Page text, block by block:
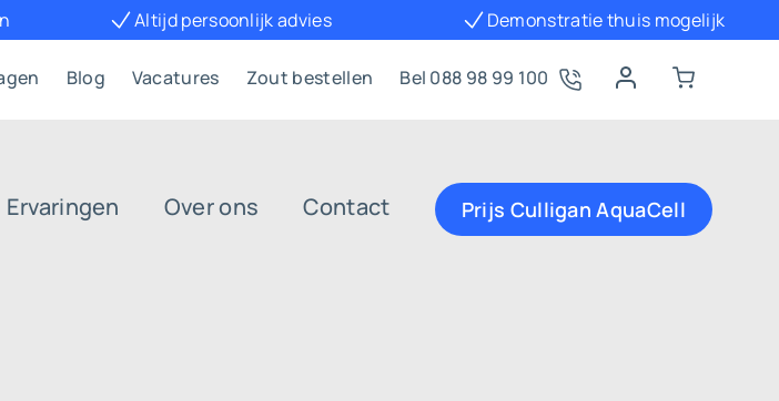
Altijd persoonlijk advies Demonstratie thuis mogelijk
Blog Vacatures Zout bestellen Bel 088 98 99 100
Ervaringen Over ons Contact Prijs Culligan AquaCell